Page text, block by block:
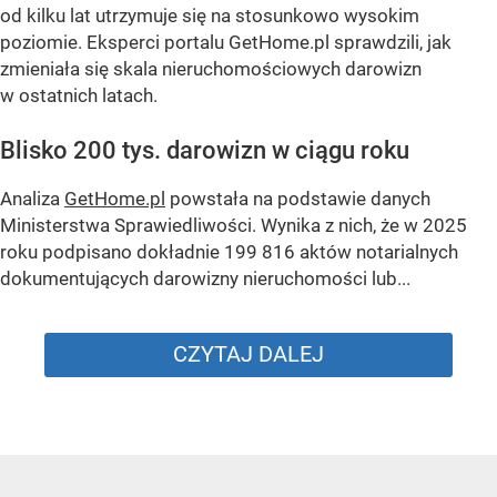
od kilku lat utrzymuje się na stosunkowo wysokim
poziomie. Eksperci portalu GetHome.pl sprawdzili, jak
zmieniała się skala nieruchomościowych darowizn
w ostatnich latach.
Blisko 200 tys. darowizn w ciągu roku
Analiza GetHome.pl powstała na podstawie danych
Ministerstwa Sprawiedliwości. Wynika z nich, że w 2025
roku podpisano dokładnie 199 816 aktów notarialnych
dokumentujących darowizny nieruchomości lub...
CZYTAJ DALEJ